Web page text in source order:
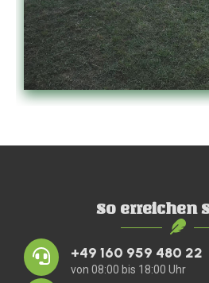
So erreichen
+49 160 959 480 22
von 08:00 bis 18:00 Uhr